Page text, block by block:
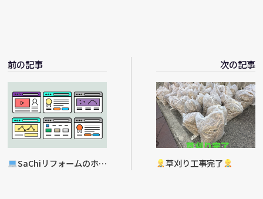
前の記事
SaChiリフォームのホー
次の記事
草刈り工事完了